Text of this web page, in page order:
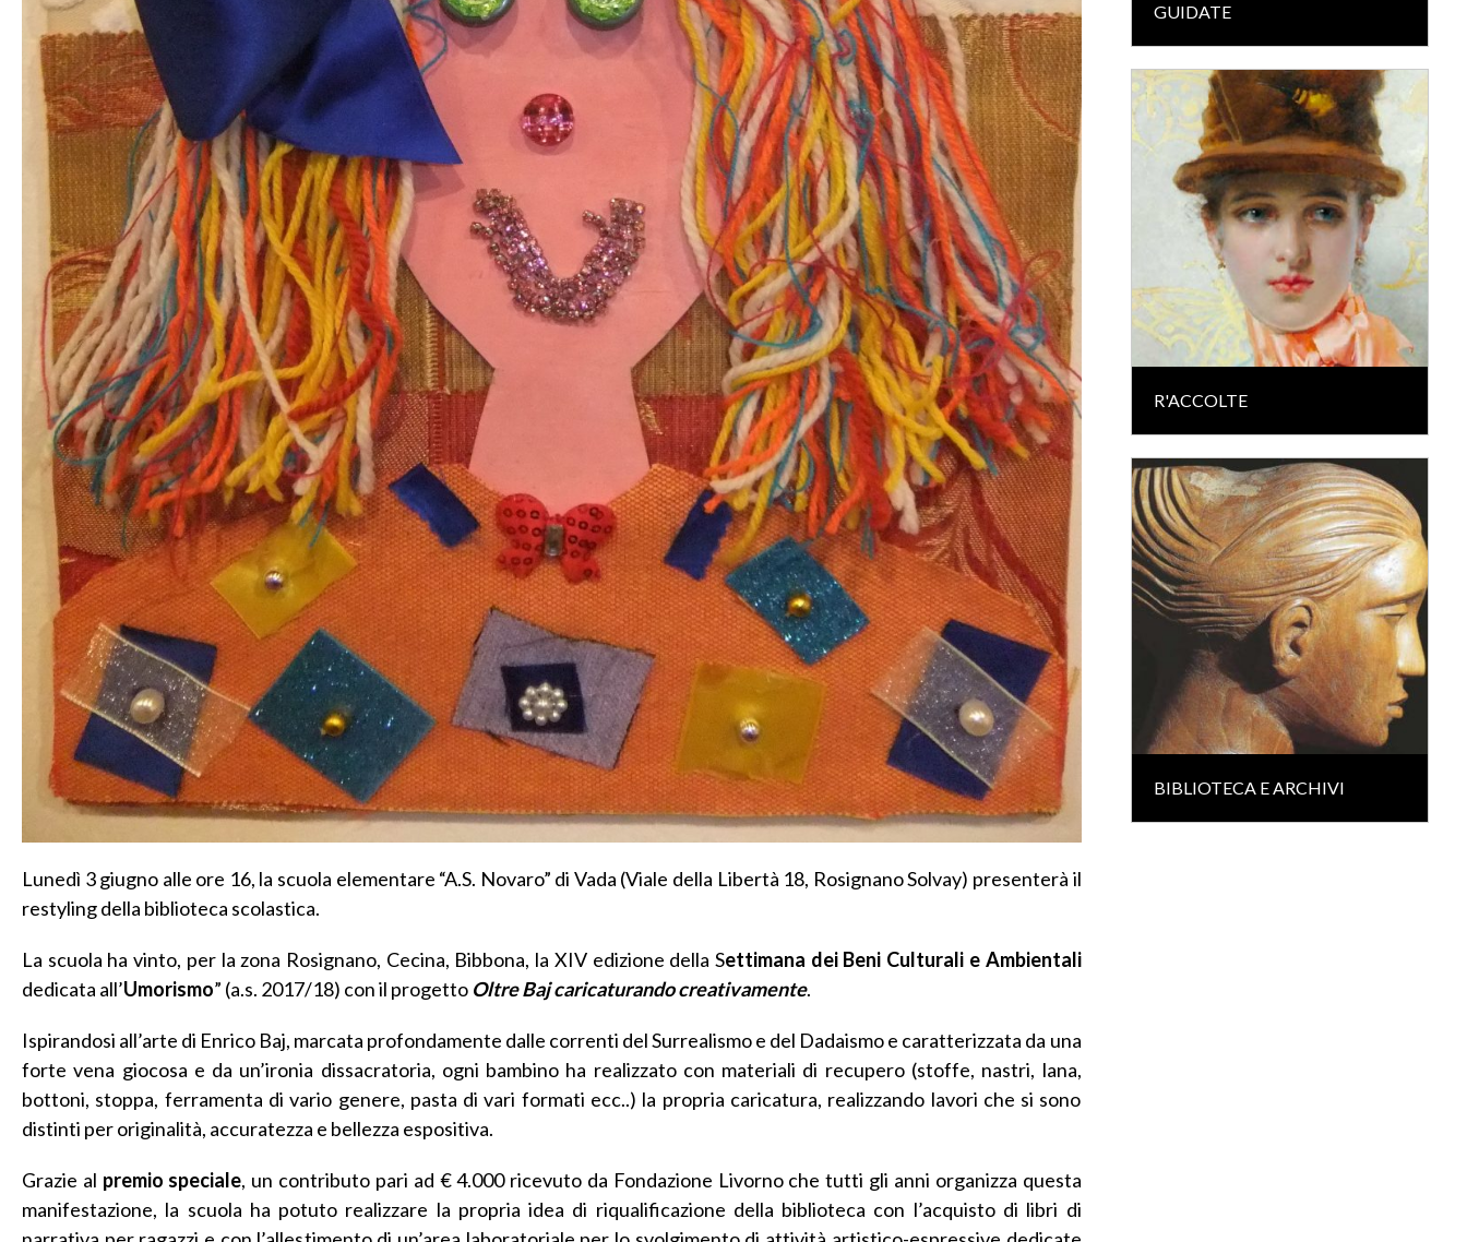
Lunedì 3 giugno alle ore 16, la scuola elementare “A.S. Novaro” di Vada (Viale della Libertà 18, Rosignano Solvay) presenterà il
restyling della biblioteca scolastica.
La scuola ha vinto, per la zona Rosignano, Cecina, Bibbona, la XIV edizione della Settimana dei Beni Culturali e Ambientali
dedicata all’Umorismo” (a.s. 2017/18) con il progetto Oltre Baj caricaturando creativamente.
Ispirandosi all’arte di Enrico Baj, marcata profondamente dalle correnti del Surrealismo e del Dadaismo e caratterizzata da una
forte vena giocosa e da un’ironia dissacratoria, ogni bambino ha realizzato con materiali di recupero (stoffe, nastri, lana,
bottoni, stoppa, ferramenta di vario genere, pasta di vari formati ecc..) la propria caricatura, realizzando lavori che si sono
distinti per originalità, accuratezza e bellezza espositiva.
Grazie al premio speciale, un contributo pari ad € 4.000 ricevuto da Fondazione Livorno che tutti gli anni organizza questa
manifestazione, la scuola ha potuto realizzare la propria idea di riqualificazione della biblioteca con l’acquisto di libri di
GUIDATE
R'ACCOLTE
BIBLIOTECA E ARCHIVI